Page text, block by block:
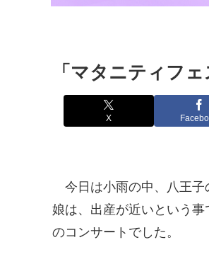
「マタニティフ
X
今日は小雨の中、八王子
娘は、出産が近いという
のコンサートでした。